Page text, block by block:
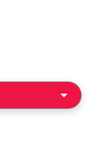
어센터